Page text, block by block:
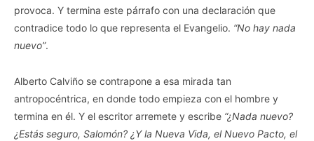
provoca. Y termina este párrafo con una declaración que
contradice todo lo que representa el Evangelio. “No hay nada
nuevo”.
Alberto Calviño se contrapone a esa mirada tan
antropocéntrica, en donde todo empieza con el hombre y
termina en él. Y el escritor arremete y escribe “¿Nada nuevo?
¿Estás seguro, Salomón? ¿Y la Nueva Vida, el Nuevo Pacto, el